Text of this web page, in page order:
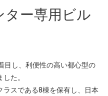
ター専用ビル
目し、利便性の高い都心型の
た。
スである8棟を保有し、日本